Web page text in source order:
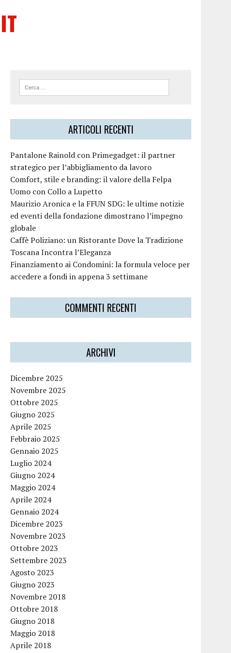
ARTICOLI RECENTI
Pantalone Rainold con Primegadget: il partner
strategico per l’abbigliamento da lavoro
Comfort, stile e branding: il valore della Felpa
Uomo con Collo a Lupetto
Maurizio Aronica e la FFUN SDG: le ultime notizie
ed eventi della fondazione dimostrano l’impegno
globale
Caffè Poliziano: un Ristorante Dove la Tradizione
Toscana Incontra l’Eleganza
Finanziamento ai Condomini: la formula veloce per
accedere a fondi in appena 3 settimane
COMMENTI RECENTI
ARCHIVI
Dicembre 2025
Novembre 2025
Ottobre 2025
Giugno 2025
Aprile 2025
Febbraio 2025
Gennaio 2025
Luglio 2024
Giugno 2024
Maggio 2024
Aprile 2024
Gennaio 2024
Dicembre 2023
Novembre 2023
Ottobre 2023
Settembre 2023
Agosto 2023
Giugno 2023
Novembre 2018
Ottobre 2018
Giugno 2018
Maggio 2018
Aprile 2018